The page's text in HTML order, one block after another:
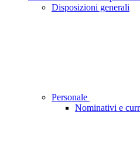
Disposizioni generali
Personale
Nominativi e